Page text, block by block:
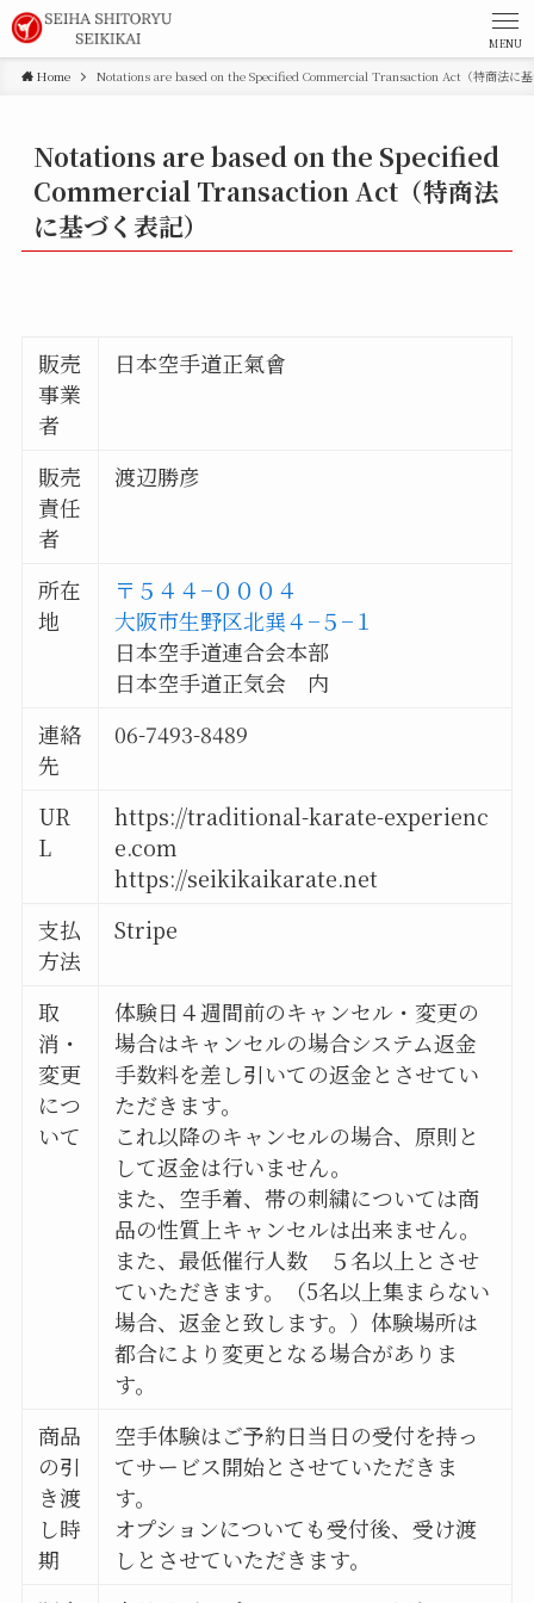
MENU
Home Notations are based on the Specified Commercial Transaction Act（特商法に
Notations are based on the Specified
Commercial Transaction Act（特商法
に基づく表記）
販売
事業
者
日本空手道正氣會
販売
責任
者
渡辺勝彦
所在
地
〒５４４−０００４
大阪市生野区北巽４−５−１
日本空手道連合会本部
日本空手道正気会 内
連絡
先
06-7493-8489
UR
L
https://traditional-karate-experienc
e.com
https://seikikaikarate.net
支払
方法
Stripe
取
消・
変更
につ
いて
体験日４週間前のキャンセル・変更の
場合はキャンセルの場合システム返金
手数料を差し引いての返金とさせてい
ただきます。
これ以降のキャンセルの場合、原則と
して返金は行いません。
また、空手着、帯の刺繍については商
品の性質上キャンセルは出来ません。
また、最低催行人数 ５名以上とさせ
ていただきます。（5名以上集まらない
場合、返金と致します。）体験場所は
都合により変更となる場合がありま
す。
商品
の引
き渡
し時
期
空手体験はご予約日当日の受付を持っ
てサービス開始とさせていただきま
す。
オプションについても受付後、受け渡
しとさせていただきます。